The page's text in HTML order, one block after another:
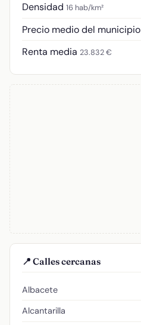
Densidad 16 hab/km²
Precio medio del municipio
Renta media 23.832 €
📍 Calles cercanas
Albacete
Alcantarilla